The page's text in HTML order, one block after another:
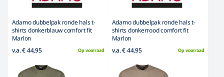
Adamo dubbelpak ronde hals t-
shirts donkerblauw comfort fit
Marlon
v.a. € 44,95
Op voorraad
Adamo dubbelpak ronde hals t-
shirts donkerrood comfort fit
Marlon
v.a. € 44,95
Op voorraad